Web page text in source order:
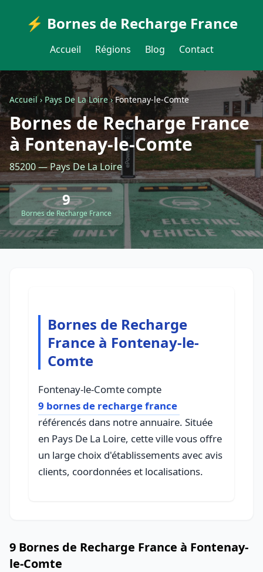
⚡ Bornes de Recharge France
Accueil Régions Blog Contact
Accueil›Pays De La Loire›Fontenay-le-Comte
Bornes de Recharge France
à Fontenay-le-Comte
85200 — Pays De La Loire
9
Bornes de Recharge France
Bornes de Recharge
France à Fontenay-le-
Comte
Fontenay-le-Comte compte
9 bornes de recharge france
référencés dans notre annuaire. Située
en Pays De La Loire, cette ville vous offre
un large choix d'établissements avec avis
clients, coordonnées et localisations.
9 Bornes de Recharge France à Fontenay-
le-Comte